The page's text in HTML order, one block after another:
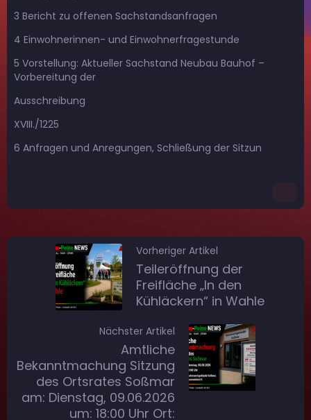
3 Bericht zu offenen Sachstandsanfragen
4 Einwohnerinnen- und Einwohnerfragestunde
5 Vorstellung: Aktueller Sachstand Neubau Bauhof –
Vorbereitung der
Ausschreibung
XVIII./1225
6 Anfragen und Anregungen, Schließung der Sitzun
Vorheriger Artikel
Teileröffnung der
Freifläche „In den
Kühläckern“ in Wahle
Nächster Artikel
Amtliche
Bekanntmachung Sitzung
des Ortsrates Soßmar
am: Dienstag, 09.06.2026
um: 18:00 Uhr Ort: